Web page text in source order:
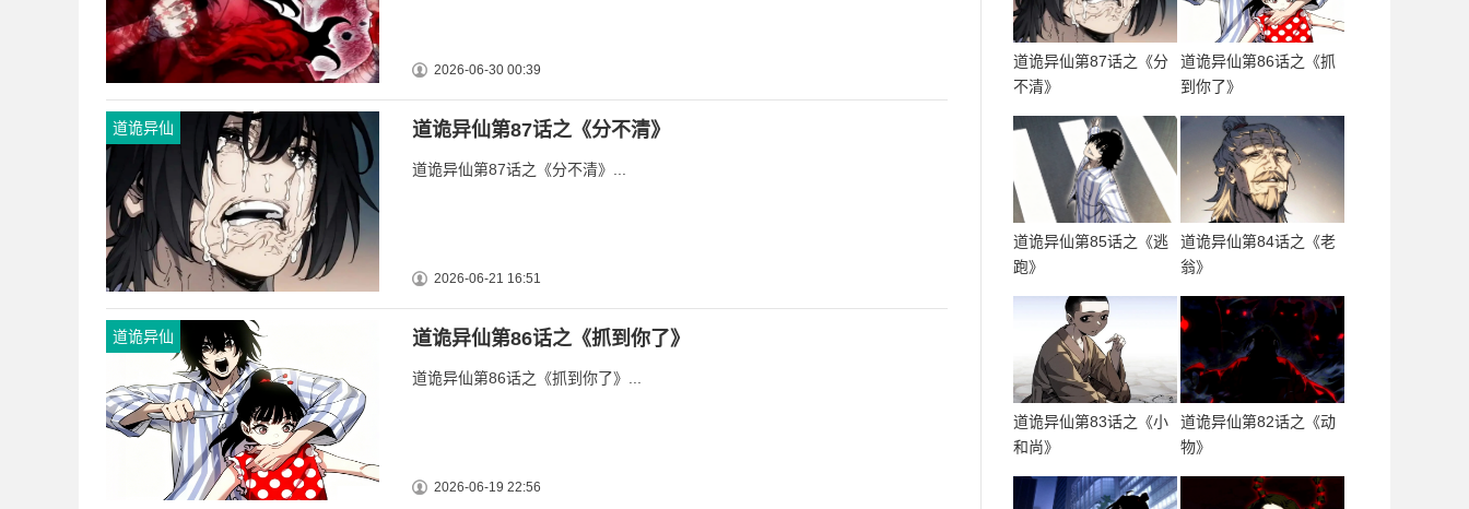
2026-06-30 00:39
道诡异仙 道诡异仙第87话之《分不清》
道诡异仙第87话之《分不清》...
2026-06-21 16:51
道诡异仙 道诡异仙第86话之《抓到你了》
道诡异仙第86话之《抓到你了》...
2026-06-19 22:56
道诡异仙第87话之《分
不清》
道诡异仙第86话之《抓
到你了》
道诡异仙第85话之《逃
跑》
道诡异仙第84话之《老
翁》
道诡异仙第83话之《小
和尚》
道诡异仙第82话之《动
物》